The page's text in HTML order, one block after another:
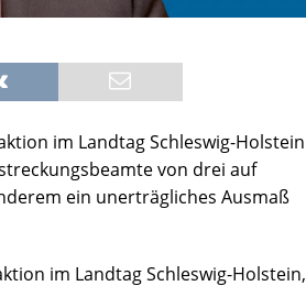
im Landtag Schleswig-Holstein
von drei auf
ein unerträgliches Ausmaß
im Landtag Schleswig-Holstein,